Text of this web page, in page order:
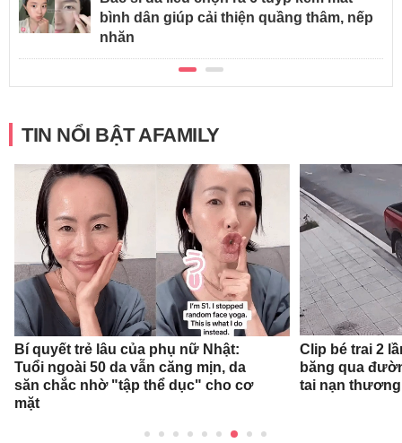
bình dân giúp cải thiện quầng thâm, nếp
nhăn
TIN NỔI BẬT AFAMILY
Bí quyết trẻ lâu của phụ nữ Nhật:
Tuổi ngoài 50 da vẫn căng mịn, da
săn chắc nhờ "tập thể dục" cho cơ
mặt
Clip bé trai 2
băng qua
tai nạn